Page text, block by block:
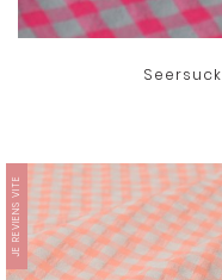
JE REVIENS VITE